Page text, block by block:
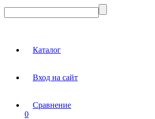
Каталог
Вход на сайт
Сравнение
0